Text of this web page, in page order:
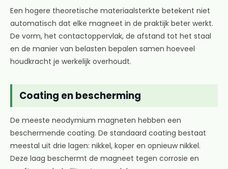
Een hogere theoretische materiaalsterkte betekent niet
automatisch dat elke magneet in de praktijk beter werkt.
De vorm, het contactoppervlak, de afstand tot het staal
en de manier van belasten bepalen samen hoeveel
houdkracht je werkelijk overhoudt.
Coating en bescherming
De meeste neodymium magneten hebben een
beschermende coating. De standaard coating bestaat
meestal uit drie lagen: nikkel, koper en opnieuw nikkel.
Deze laag beschermt de magneet tegen corrosie en